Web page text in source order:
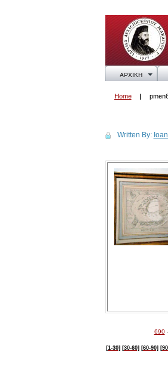
ΑΡΧΙΚΗ
Home
Written By:
690-
[1-30] [30-60] [60-90]